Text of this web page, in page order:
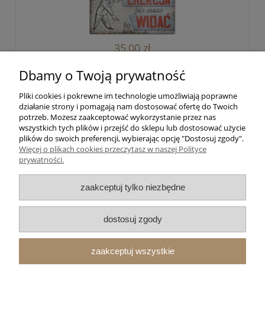
35,00 zł
Tabliczka Retro PRL - Inwestor
35,00 zł
Tabliczka Retro PRL - Kilogramy
Dbamy o Twoją prywatność
Pliki cookies i pokrewne im technologie umożliwiają poprawne
działanie strony i pomagają nam dostosować ofertę do Twoich
potrzeb. Możesz zaakceptować wykorzystanie przez nas
wszystkich tych plików i przejść do sklepu lub dostosować użycie
plików do swoich preferencji, wybierając opcję "Dostosuj zgody".
Więcej o plikach cookies przeczytasz w naszej Polityce
prywatności.
zaakceptuj tylko niezbędne
dostosuj zgody
zaakceptuj wszystkie